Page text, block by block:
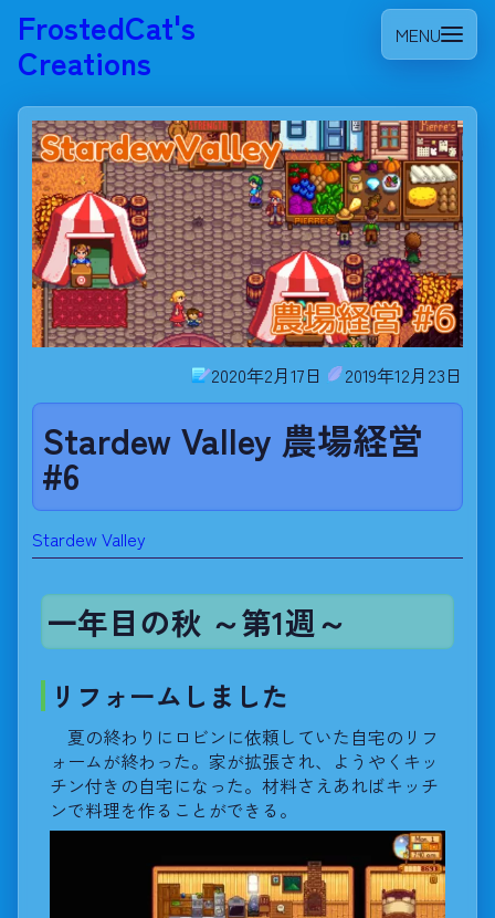
FrostedCat's
Creations
MENU
2020年2月17日 2019年12月23日
Stardew Valley 農場経営
#6
Stardew Valley
一年目の秋 ～第1週～
リフォームしました
夏の終わりにロビンに依頼していた自宅のリフ
ォームが終わった。家が拡張され、ようやくキッ
チン付きの自宅になった。材料さえあればキッチ
ンで料理を作ることができる。